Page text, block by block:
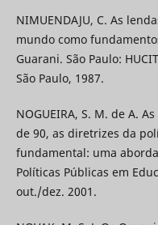
NIMUENDAJU, C. As
mundo como
Guarani. São Paulo:
São Paulo, 1987.
NOGUEIRA, S. M. de A.
de 90, as diretrizes da
fundamental: uma
Políticas Públicas em
out./dez. 2001.